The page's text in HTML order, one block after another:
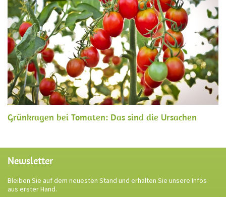
Grünkragen bei Tomaten: Das sind die Ursachen
Newsletter
Bleiben Sie auf dem neuesten Stand und erhalten Sie unsere Infos
aus erster Hand.